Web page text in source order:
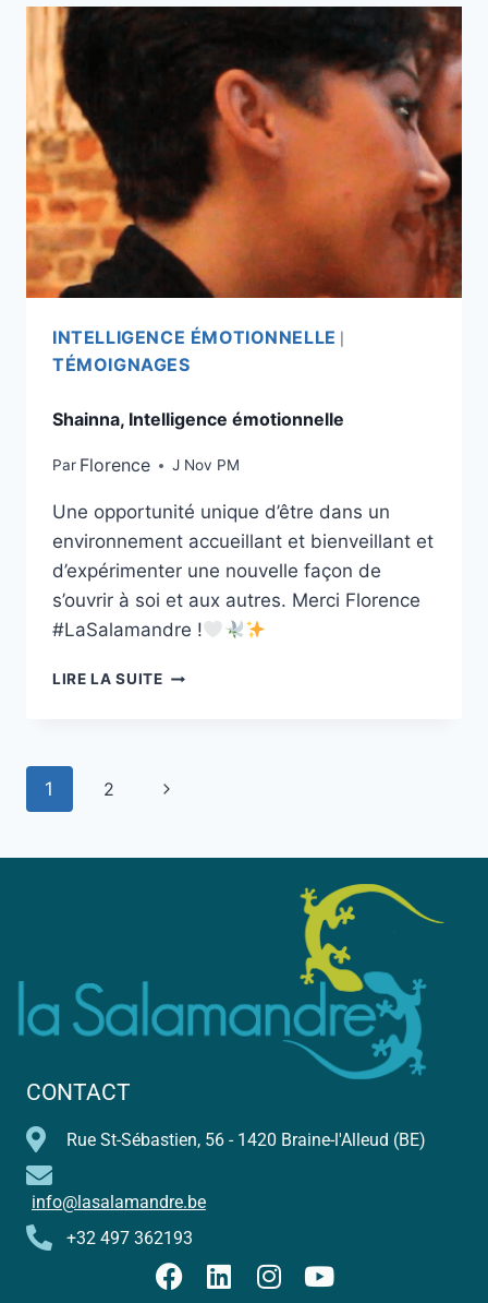
INTELLIGENCE ÉMOTIONNELLE
TÉMOIGNAGES
Shainna, Intelligence émotionnelle
Par Florence J Nov PM
Une opportunité unique d’être dans un
environnement accueillant et bienveillant et
d’expérimenter une nouvelle façon de
s’ouvrir à soi et aux autres. Merci Florence
#LaSalamandre !
LIRE LA SUITE
1 2
CONTACT
Rue St-Sébastien, 56 - 1420 Braine-l'Alleud (BE)
info@lasalamandre.be
+32 497 362193